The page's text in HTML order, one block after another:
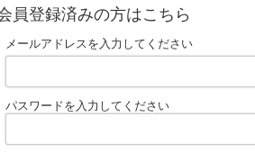
員登録済みの方はこちら
メールアドレスを入力してください
パスワードを入力してください